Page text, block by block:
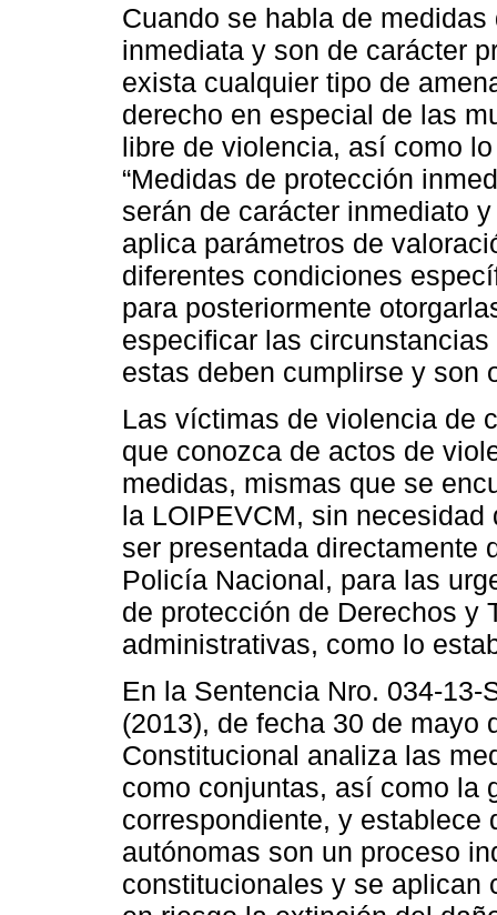
Cuando se habla de
inmediata y son de carácter
exista cualquier tipo de
derecho en especial de las
libre de violencia, así como
“Medidas de protección
serán de carácter inmediato
aplica parámetros de
diferentes condiciones
para posteriormente
especificar las
estas deben cumplirse y son
Las víctimas de violencia de
que conozca de actos de
medidas, mismas que se
la LOIPEVCM, sin
ser presentada directamente
Policía Nacional, para las
de protección de Derechos y
administrativas, como lo
En la Sentencia Nro. 034-13-
(2013), de fecha 30 de mayo
Constitucional analiza las
como conjuntas, así como la
correspondiente, y establece
autónomas son un proceso
constitucionales y se aplican